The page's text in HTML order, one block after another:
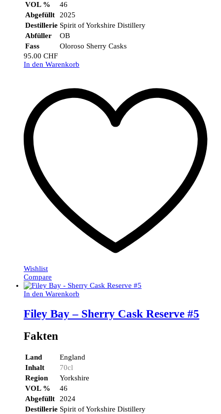
VOL %
46
Abgefüllt
2025
Destillerie Spirit of Yorkshire Distillery
Abfüller
OB
Fass
Oloroso Sherry Casks
95.00 CHF
In den Warenkorb
Wishlist
Compare
In den Warenkorb
Filey Bay – Sherry Cask Reserve #5
Fakten
Land
England
Inhalt
70cl
Region
Yorkshire
VOL %
46
Abgefüllt
2024
Destillerie Spirit of Yorkshire Distillery